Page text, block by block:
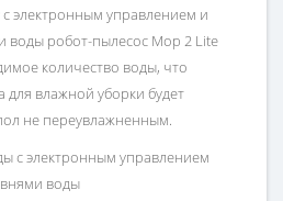
электронным управлением и
воды робот-пылесос Mop 2 Lite
количество воды, что
для влажной уборки будет
не переувлажненным.
с электронным управлением
воды